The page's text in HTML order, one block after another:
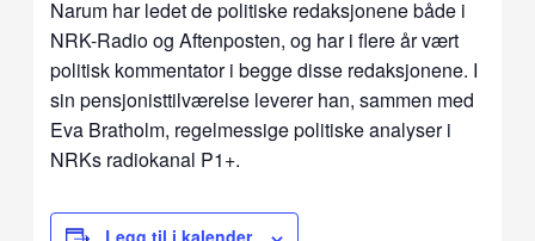
Narum har ledet de politiske redaksjonene både i
NRK-Radio og Aftenposten, og har i flere år vært
politisk kommentator i begge disse redaksjonene. I
sin pensjonisttilværelse leverer han, sammen med
Eva Bratholm, regelmessige politiske analyser i
NRKs radiokanal P1+.